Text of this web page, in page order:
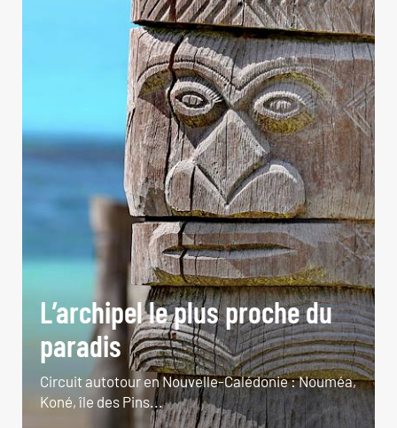
L’archipel le plus proche du
paradis
Circuit autotour en Nouvelle-Calédonie : Nouméa,
Koné, île des Pins...